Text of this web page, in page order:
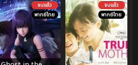
จบแล้ว
พากย์ไทย
จบแล้ว
พากย์ไทย